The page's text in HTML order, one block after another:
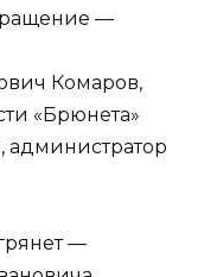
—
Комаров,
«Брюнета»
администратор
—